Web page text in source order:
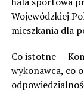
Wojewódzkiej
mieszkania dla
Co istotne —
wykonawca, co